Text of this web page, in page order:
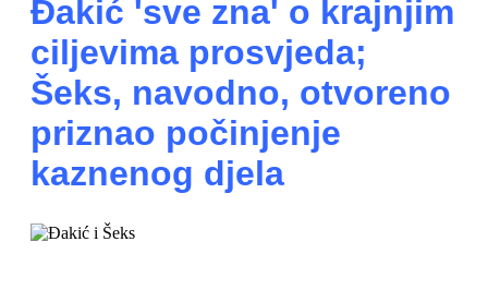
Đakić 'sve zna' o krajnjim
ciljevima prosvjeda;
Šeks, navodno, otvoreno
priznao počinjenje
kaznenog djela